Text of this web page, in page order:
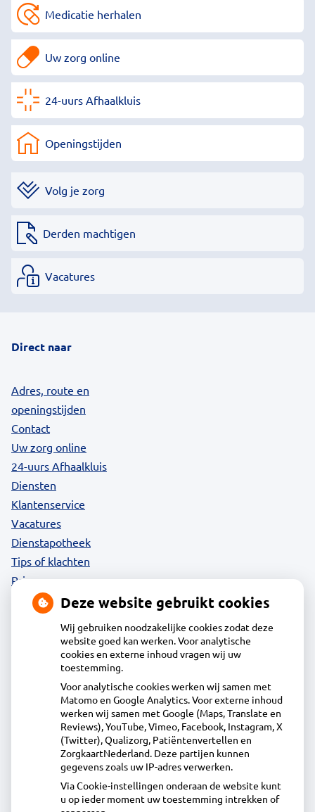
Medicatie herhalen
Uw zorg online
24-uurs Afhaalkluis
Openingstijden
Volg je zorg
Derden machtigen
Vacatures
Direct naar
Adres, route en
openingstijden
Contact
Uw zorg online
24-uurs Afhaalkluis
Diensten
Klantenservice
Vacatures
Dienstapotheek
Tips of klachten
Privacy
Acdapha Apotheek Oudorp
Oudorperplein 14 1823HA Alkmaar
072-5125446
info@apotheekoudorp.nl
Inschrijven
Centrale administratie
Deze website gebruikt cookies
Wij gebruiken noodzakelijke cookies zodat deze
website goed kan werken. Voor analytische
cookies en externe inhoud vragen wij uw
toestemming.
Voor analytische cookies werken wij samen met
Matomo en Google Analytics. Voor externe inhoud
werken wij samen met Google (Maps, Translate en
Reviews), YouTube, Vimeo, Facebook, Instagram, X
(Twitter), Qualizorg, Patiëntenvertellen en
ZorgkaartNederland. Deze partijen kunnen
gegevens zoals uw IP-adres verwerken.
Via Cookie-instellingen onderaan de website kunt
u op ieder moment uw toestemming intrekken of